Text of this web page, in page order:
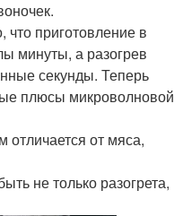
приготовление в
минуты, а разогрев
секунды. Теперь
плюсы микроволновой
от мяса,
не только разогрета,